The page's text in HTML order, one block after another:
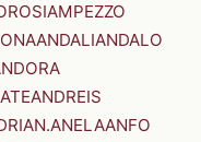
AMPEZZO
ANDALIANDALO
ANDREIS
ANELAANFO